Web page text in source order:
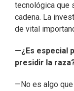
tecnológica que
cadena. La
de vital
—¿Es especial
presidir la
—No es algo